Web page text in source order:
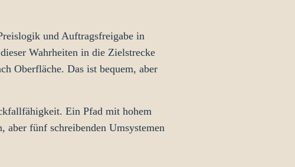
und Auftragsfreigabe in
Wahrheiten in die Zielstrecke
Oberfläche. Das ist bequem, aber
Ein Pfad mit hohem
fünf schreibenden Umsystemen